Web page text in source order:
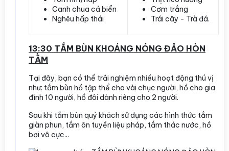
Canh chua cá biển
Nghêu hấp thái
Cơm trắng
Trái cây - Trà đá.
13:30 TẮM BÙN KHOÁNG NÓNG ĐẢO HÒN
TẰM
Tại đây, bạn có thể trải nghiệm nhiều hoạt động thú vị
như: tắm bùn hồ tập thể cho vài chục người, hồ cho gia
đình 10 người, hồ đôi dành riêng cho 2 người.
Sau khi tắm bùn quý khách sử dụng các hình thức tắm
giàn phun, tắm ôn tuyền liệu pháp, tắm thác nước, hồ
bơi vô cực...